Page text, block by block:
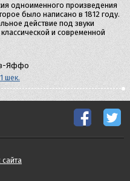
одноименного произведения
было написано в 1812 году.
действие под звуки
и современной
Яффо
шек.